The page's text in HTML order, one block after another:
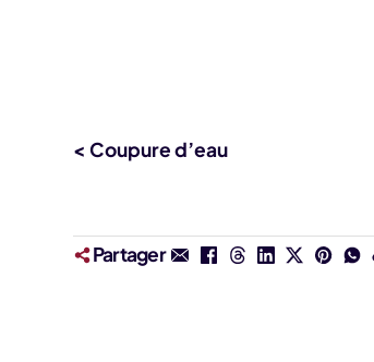
< Coupure d’eau
Partager